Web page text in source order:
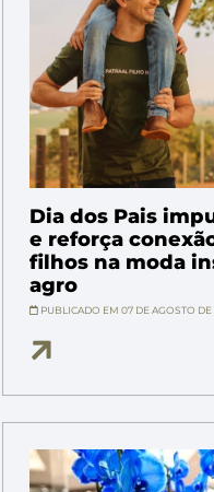
Dia dos Pais
e reforça
filhos na moda
agro
PUBLICADO EM 07 DE AGOSTO DE